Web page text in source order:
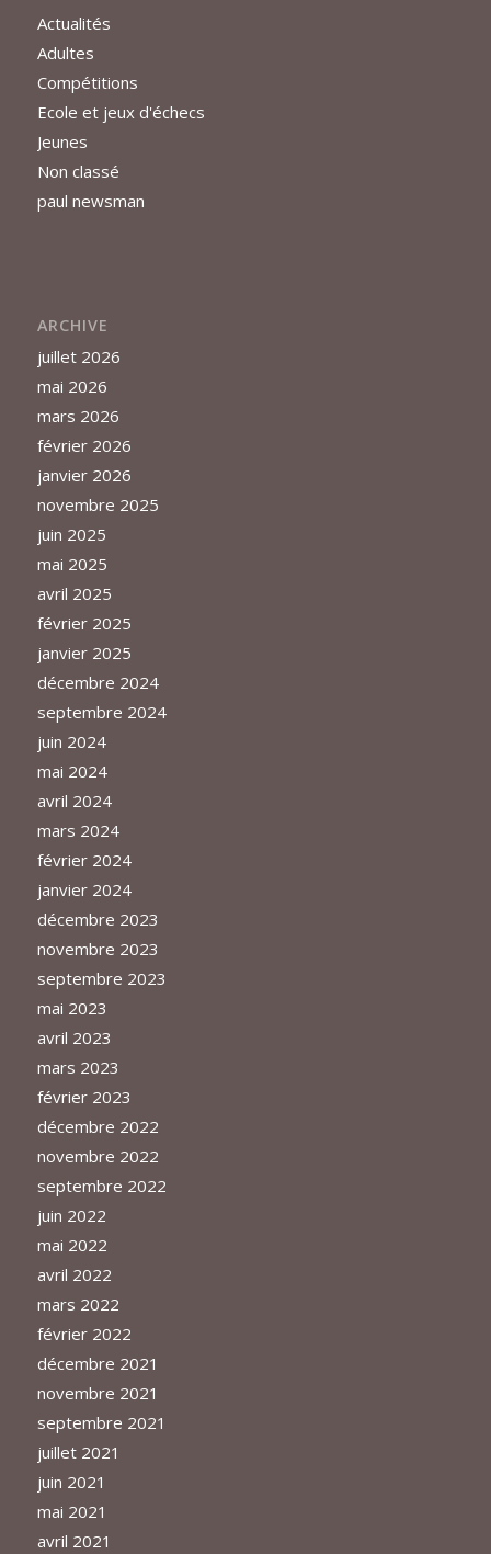
Actualités
Adultes
Compétitions
Ecole et jeux d'échecs
Jeunes
Non classé
paul newsman
ARCHIVE
juillet 2026
mai 2026
mars 2026
février 2026
janvier 2026
novembre 2025
juin 2025
mai 2025
avril 2025
février 2025
janvier 2025
décembre 2024
septembre 2024
juin 2024
mai 2024
avril 2024
mars 2024
février 2024
janvier 2024
décembre 2023
novembre 2023
septembre 2023
mai 2023
avril 2023
mars 2023
février 2023
décembre 2022
novembre 2022
septembre 2022
juin 2022
mai 2022
avril 2022
mars 2022
février 2022
décembre 2021
novembre 2021
septembre 2021
juillet 2021
juin 2021
mai 2021
avril 2021